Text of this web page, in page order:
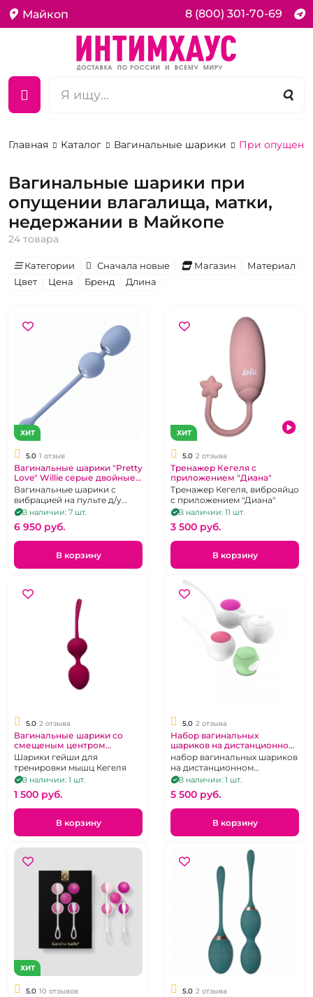
Майкоп 8 (800) 301-70-69
Главная Каталог Вагинальные шарики При
Вагинальные шарики при
опущении влагалища, матки,
недержании в Майкопе
24 товара
Категории Сначала новые Магазин
Материал
Цвет
Цена Бренд Длина
ХИТ
5.0 1 отзыв
Вагинальные шарики "Pretty
Love" Willie серые двойные
на пульте
Вагинальные шарики с
вибрацией на пульте д/у
перезаряжаемые.
В наличии: 7 шт.
6 950 pуб.
В корзину
ХИТ
5.0 2 отзыва
Тренажер Кегеля с
приложением "Диана"
Тренажер Кегеля, виброяйцо
с приложением "Диана"
В наличии: 11 шт.
3 500 pуб.
В корзину
5.0 2 отзыва
Вагинальные шарики со
смещеным центром
тяжести
Шарики гейши для
тренировки мышц Кегеля
В наличии: 1 шт.
1 500 pуб.
В корзину
5.0 2 отзыва
Набор вагинальных
шариков на дистанционном
управлении
набор вагинальных шариков
на дистанционном
управлении
В наличии: 1 шт.
5 500 pуб.
В корзину
ХИТ
5.0 10 отзывов 5.0 2 отзыва